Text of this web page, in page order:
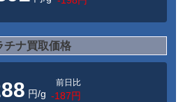
チナ買取価格
円/g
前日比
-187円